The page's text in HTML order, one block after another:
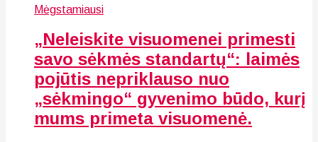
Mėgstamiausi
„Neleiskite visuomenei primesti
savo sėkmės standartų“: laimės
pojūtis nepriklauso nuo
„sėkmingo“ gyvenimo būdo, kurį
mums primeta visuomenė.